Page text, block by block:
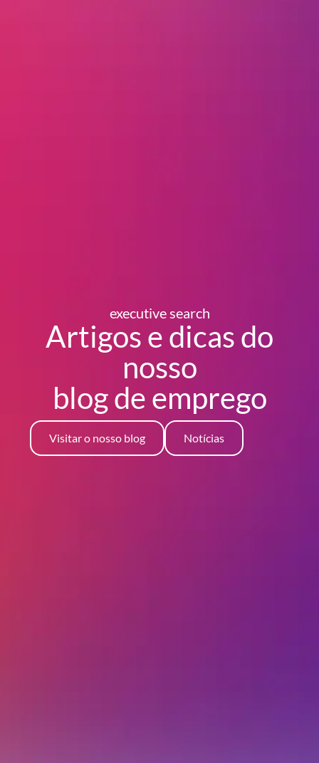
executive search
Artigos e dicas do
nosso
blogde emprego
Visitar o nosso blog Notícias